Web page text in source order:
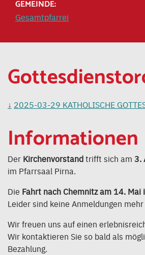
GEMEINDE:
Gesamtpfarrei
2025-03-29 KATHOLISCHE
Informationen
Der Kirchenvorstandtrifft sich am 3.
im Pfarrsaal Pirna.
Die Fahrt nach Chemnitz am 14.
Leider sind keine Anmeldungen
Wir freuen uns auf einen
Wir kontaktieren Sie so bald als
Bezahlung.